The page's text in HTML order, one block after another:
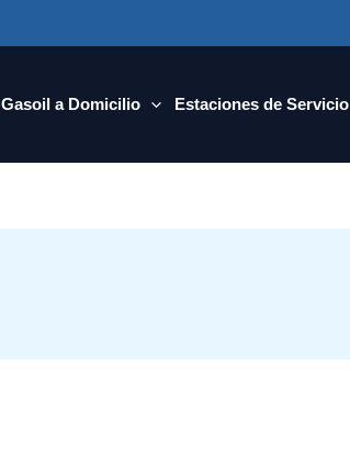
Gasoil a Domicilio
Estaciones de Servicio